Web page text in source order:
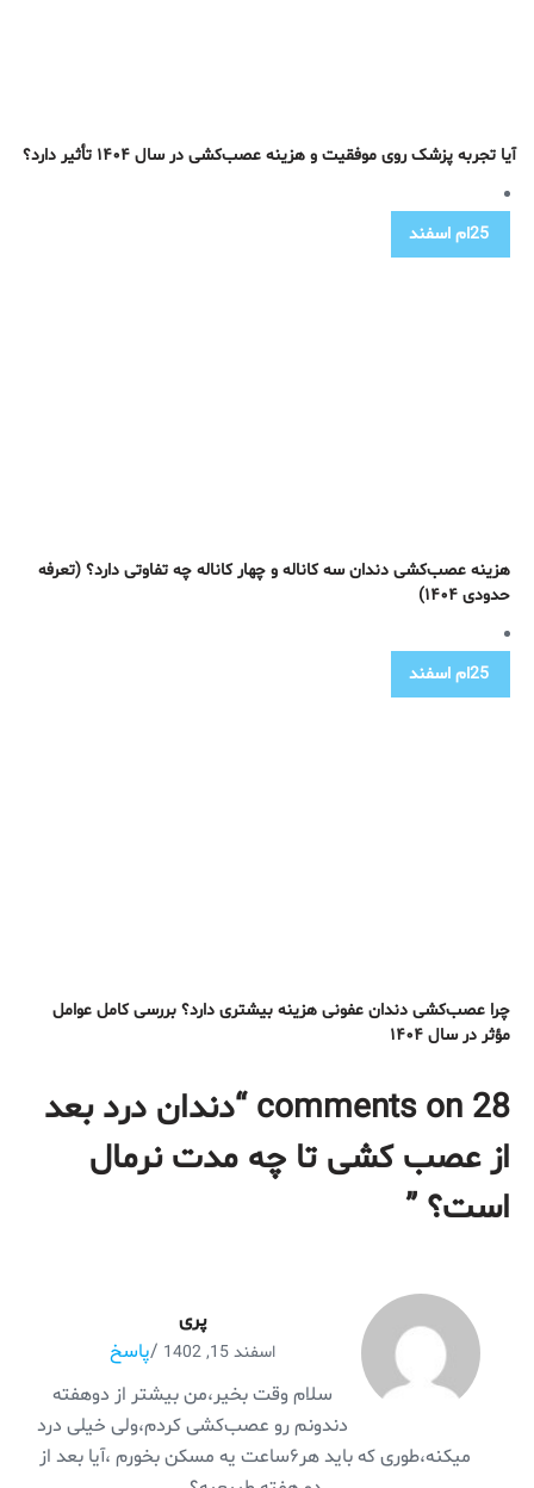
آیا تجربه پزشک روی موفقیت و هزینه عصب‌کشی در سال ۱۴۰۴ تأثیر دارد؟
25ام اسفند
هزینه عصب‌کشی دندان سه کاناله و چهار کاناله چه تفاوتی دارد؟ (تعرفه
حدودی ۱۴۰۴)
25ام اسفند
چرا عصب‌کشی دندان عفونی هزینه بیشتری دارد؟ بررسی کامل عوامل
مؤثر در سال ۱۴۰۴
28 comments on “
دندان درد بعد
از عصب کشی تا چه مدت نرمال
است؟ ”
پری
اسفند 15, 1402 /پاسخ
سلام وقت بخیر،من بیشتر از دوهفته
دندونم رو عصب‌کشی کردم،ولی خیلی درد
میکنه،طوری که باید هر۶ساعت یه مسکن بخورم ،آیا بعد از